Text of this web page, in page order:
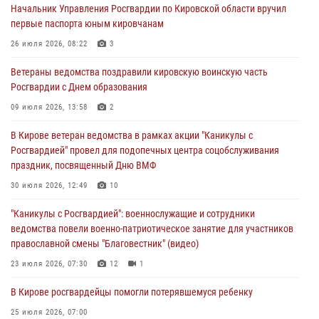
инструмента
07 августа 2026, 08:39
хулиганстве
06 августа 2026, 07:00
почетные знаки и грамоты росгвардейцам (видео)
05 августа 2026, 11:00
В Кирове росгвардейцы задержали подозреваемую в сбыте
04 августа 2026, 09:30
Начальник Управления Росгвардии по Кировской области вручил
первые паспорта юным кировчанам
26 июля 2026, 08:22 3
Ветераны ведомства поздравили кировскую воинскую часть
Росгвардии с Днем образования
09 июля 2026, 13:58 2
В Кирове ветеран ведомства в рамках акции "Каникулы с
Росгвардией" провел для подопечных центра соцобслуживания
праздник, посвященный Дню ВМФ
30 июля 2026, 12:49 10
"Каникулы с Росгвардией": военнослужащие и сотрудники
ведомства повели военно-патриотическое занятие для участников
православной смены "Благовестник" (видео)
23 июля 2026, 07:30 12 1
В Кирове росгвардейцы помогли потерявшемуся ребенку
25 июля 2026, 07:00